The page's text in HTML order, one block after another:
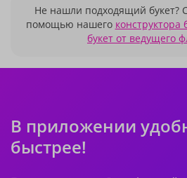
Не нашли подходящий букет?
помощью нашего конструктора
букет от ведущего
В приложении
быстрее!